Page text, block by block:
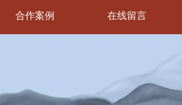
合作案例 在线留言